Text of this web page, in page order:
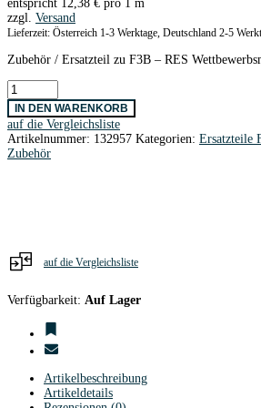
entspricht 12,38 € pro 1 m
zzgl. Versand
Lieferzeit: Österreich 1-3 Werktage, Deutschland 2-5
Zubehör / Ersatzteil zu F3B – RES
CFK-
Rohr
8,0/6,0
x
825mm
(Exel
IN DEN WARENKORB
auf die Vergleichsliste
Artikelnummer: 132957 Kategorien: Ersatzteile
Zubehör
auf die Vergleichsliste
Verfügbarkeit: Auf Lager
Artikelbeschreibung
Artikeldetails